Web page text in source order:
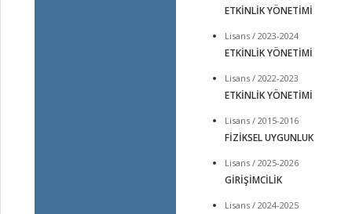
ETKİNLİK YÖNETİMİ
Lisans / 2023-2024
ETKİNLİK YÖNETİMİ
Lisans / 2022-2023
ETKİNLİK YÖNETİMİ
Lisans / 2015-2016
FİZİKSEL UYGUNLUK
Lisans / 2025-2026
GİRİŞİMCİLİK
Lisans / 2024-2025